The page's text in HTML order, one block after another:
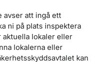
avser att ingå ett
ni på plats inspektera
lokaler eller
lokalerna eller
kan